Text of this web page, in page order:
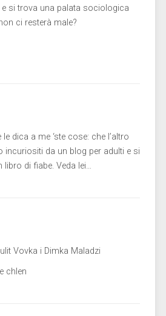
si trova una palata sociologica
ci resterà male?
dica a me ‘ste cose: che l’altro
incuriositi da un blog per adulti e si
di fiabe. Veda lei…
Vovka i Dimka Maladzi
chlen